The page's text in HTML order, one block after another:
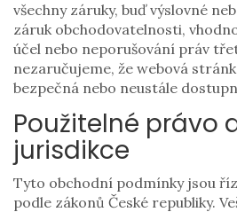
všechny záruky, buď výslovné
záruk obchodovatelnosti,
účel nebo neporušování práv
nezaručujeme, že webová
bezpečná nebo neustále
Použitelné právo
jurisdikce
Tyto obchodní podmínky jsou
podle zákonů České republiky.